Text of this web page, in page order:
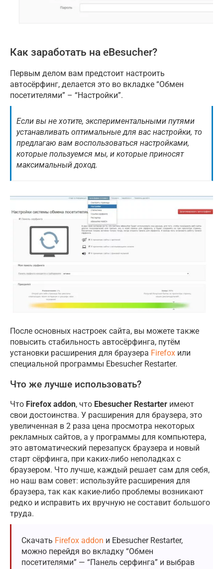
Как заработать на eBesucher?
Первым делом вам предстоит настроить
автосёрфинг, делается это во вкладке “Обмен
посетителями” – “Настройки”.
Если вы не хотите, экспериментальными путями
устанавливать оптимальные для вас настройки, то
предлагаю вам воспользоваться настройками,
которые пользуемся мы, и которые приносят
максимальный доход.
После основных настроек сайта, вы можете также
повысить стабильность автосёрфинга, путём
установки расширения для браузера Firefox или
специальной программы Ebesucher Restarter.
Что же лучше использовать?
Что Firefox addon, что Ebesucher Restarter имеют
свои достоинства. У расширения для браузера, это
увеличенная в 2 раза цена просмотра некоторых
рекламных сайтов, а у программы для компьютера,
это автоматический перезапуск браузера и новый
старт сёрфинга, при каких-либо неполадках с
браузером. Что лучше, каждый решает сам для себя,
но наш вам совет: используйте расширения для
браузера, так как какие-либо проблемы возникают
редко и исправить их вручную не составит большого
труда.
Скачать Firefox addon и Ebesucher Restarter,
можно перейдя во вкладку “Обмен
посетителями” — “Панель серфинга” и выбрав